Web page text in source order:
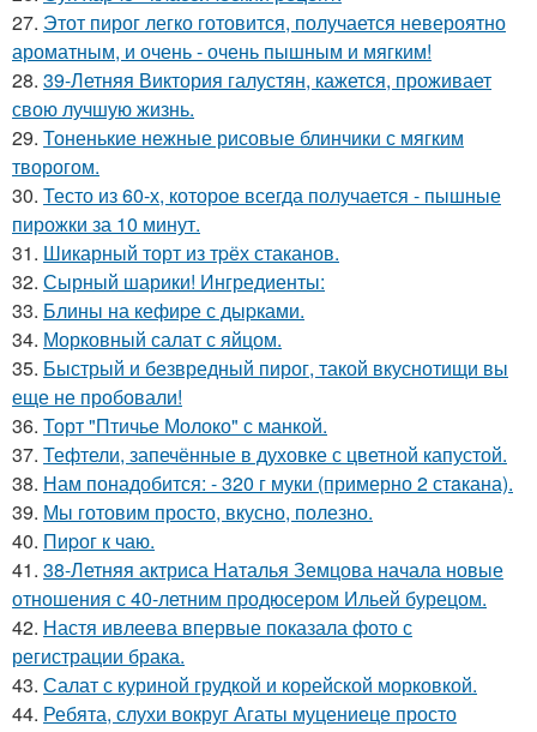
27. Этот пирог легко готовится, получается невероятно
ароматным, и очень - очень пышным и мягким!
28. 39-Летняя Виктория галустян, кажется, проживает
свою лучшую жизнь.
29. Тоненькие нежные рисовые блинчики с мягким
творогом.
30. Тесто из 60-х, которое всегда получается - пышные
пирожки за 10 минут.
31. Шикарный торт из тpёх стаканов.
32. Сырный шарики! Ингредиенты:
33. Блины на кефиpе с дыpками.
34. Морковный салат с яйцом.
35. Быстрый и безвредный пирог, такой вкуснотищи вы
еще не пробовали!
36. Торт "Птичье Молоко" с манкой.
37. Тефтели, запечённые в духовке с цветной капустой.
38. Нам понадобится: - 320 г муки (примерно 2 стaкана).
39. Мы готовим просто, вкусно, полезно.
40. Пиpог к чаю.
41. 38-Летняя актриса Наталья Земцова начала новые
отношения с 40-летним продюсером Ильей бурецом.
42. Настя ивлеева впервые показала фото с
регистрации брака.
43. Салат с куриной грудкой и корейской морковкой.
44. Ребята, слухи вокруг Агаты муцениеце просто